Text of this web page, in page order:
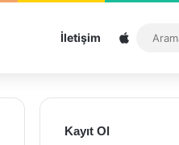
İletişim Sitemap
Kayıt Ol